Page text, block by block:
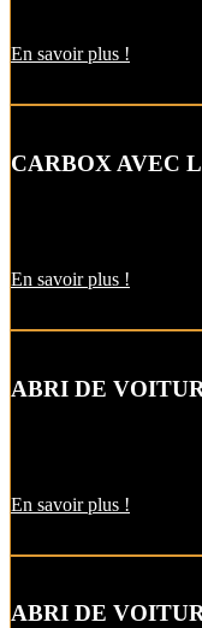
En savoir plus !
CARBOX AVEC
En savoir plus !
ABRI DE
En savoir plus !
ABRI DE